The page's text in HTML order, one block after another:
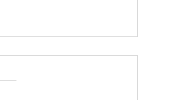
日 大府市
とんレンタルご予約いただ